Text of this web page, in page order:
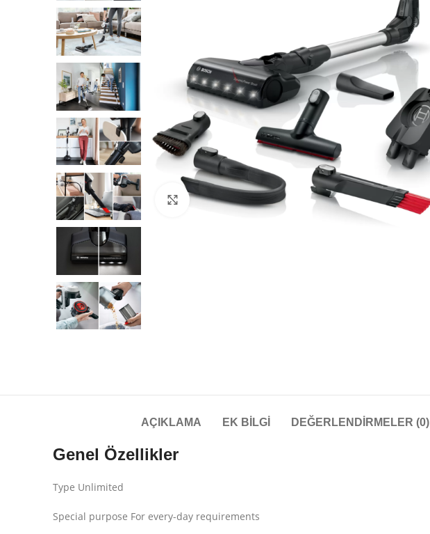
Click to enlarge
AÇIKLAMA EK BILGI DEĞERLENDIRMELER (0)
Genel Özellikler
Type Unlimited
Special purpose For every-day requirements